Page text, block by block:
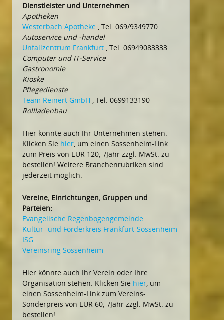
Dienstleister und Unternehmen
Apotheken
Westerbach Apotheke , Tel. 069/9349770
Autoservice und -handel
Unfallzentrum Frankfurt , Tel. 06949083333
Computer und IT-Service
Gastronomie
Kioske
Pflegedienste
Team Reinert GmbH , Tel. 0699133190
Rollladenbau
Hier könnte auch Ihr Unternehmen stehen.
Klicken Sie hier, um einen Sossenheim-Link
zum Preis von EUR 120,–/Jahr zzgl. MwSt. zu
bestellen! Weitere Branchenrubriken sind
jederzeit möglich.
Vereine, Einrichtungen, Gruppen und
Parteien:
Evangelische Regenbogengemeinde
Kultur- und Förderkreis Frankfurt-Sossenheim
ISG
Vereinsring Sossenheim
Hier könnte auch Ihr Verein oder Ihre
Organisation stehen. Klicken Sie hier, um
einen Sossenheim-Link zum Vereins-
Sonderpreis von EUR 60,–/Jahr zzgl. MwSt. zu
bestellen!